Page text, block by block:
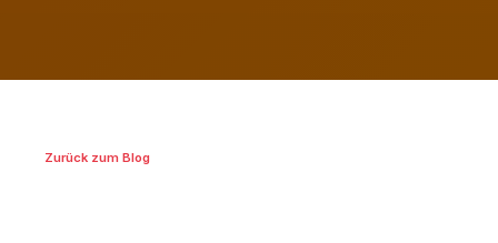
Zurück zum Blog